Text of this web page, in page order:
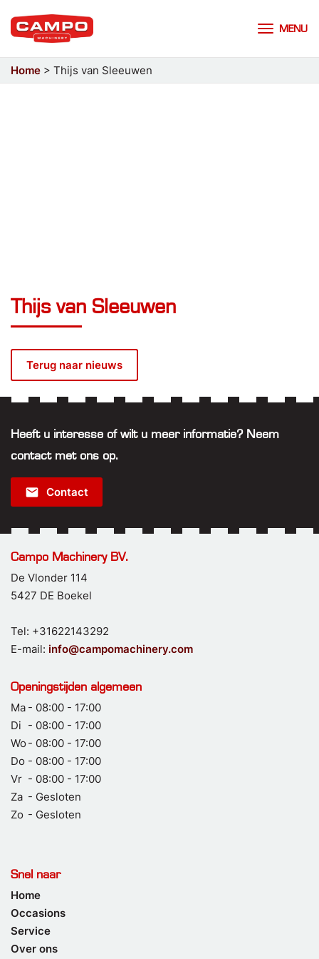
MENU
Home > Thijs van Sleeuwen
Thijs van Sleeuwen
Terug naar nieuws
Heeft u interesse of wilt u meer informatie? Neem
contact met ons op.
email Contact
Campo Machinery BV.
De Vlonder 114
5427 DE Boekel
Tel: +31622143292
E-mail: info@campomachinery.com
Openingstijden algemeen
Ma- 08:00 - 17:00
Di - 08:00 - 17:00
Wo- 08:00 - 17:00
Do - 08:00 - 17:00
Vr - 08:00 - 17:00
Za - Gesloten
Zo - Gesloten
Snel naar
Home
Occasions
Service
Over ons